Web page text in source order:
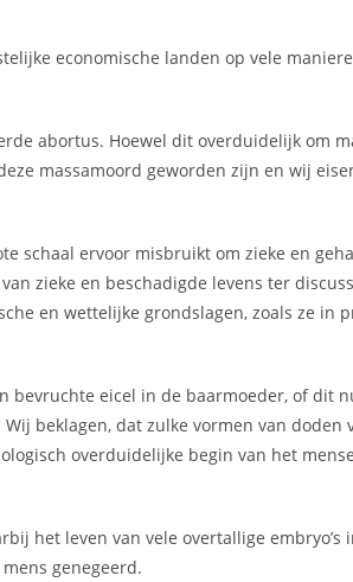
economische landen op vele
abortus. Hoewel dit overduidelijk om
massamoord geworden zijn en wij
schaal ervoor misbruikt om zieke en
zieke en beschadigde levens ter
en wettelijke grondslagen, zoals ze in
bevruchte eicel in de baarmoeder, of dit
beklagen, dat zulke vormen van doden
overduidelijke begin van het
het leven van vele overtallige embryo’s
genegeerd.